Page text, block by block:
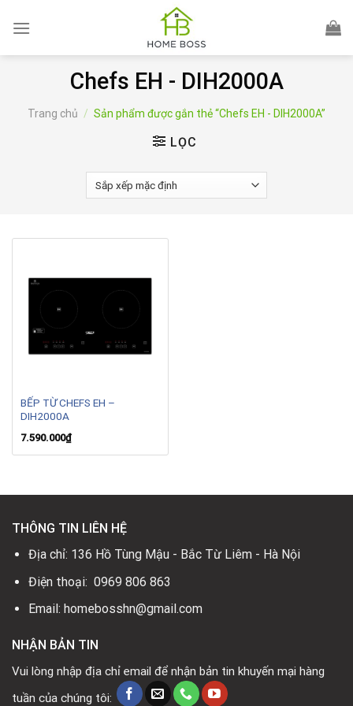
Chefs EH - DIH2000A
Trang chủ / Sản phẩm được gắn thẻ “Chefs EH - DIH2000A”
LỌC
BẾP TỪ CHEFS EH –
DIH2000A
7.590.000₫
THÔNG TIN LIÊN HỆ
Địa chỉ: 136 Hồ Tùng Mậu - Bắc Từ Liêm - Hà Nội
Điện thoại: 0969 806 863
Email: homebosshn@gmail.com
NHẬN BẢN TIN
Vui lòng nhập địa chỉ email để nhận bản tin khuyến mại hàng
tuần của chúng tôi: